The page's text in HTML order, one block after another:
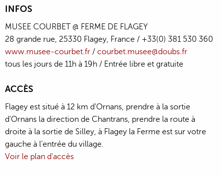
INFOS
MUSEE COURBET @ FERME DE FLAGEY
28 grande rue, 25330 Flagey, France / +33(0) 381 530 360
www.musee-courbet.fr / courbet.musee@doubs.fr
tous les jours de 11h à 19h / Entrée libre et gratuite
ACCÈS
Flagey est situé à 12 km d'Ornans, prendre à la sortie
d'Ornans la direction de Chantrans, prendre la route à
droite à la sortie de Silley, à Flagey la Ferme est sur votre
gauche à l'entrée du village.
Voir le plan d'accès